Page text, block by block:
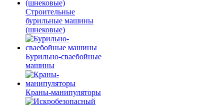
Строительные
бурильные машины
(шнековые)
Бурильно-сваебойные
машины
Краны-манипуляторы